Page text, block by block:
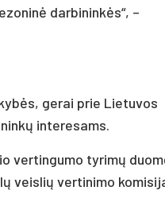
darbininkės“, –
gerai prie Lietuvos
interesams.
vertingumo tyrimų
veislių vertinimo